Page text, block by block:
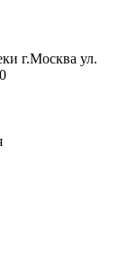
г.Москва ул.